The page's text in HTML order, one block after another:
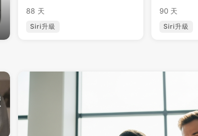
88 天
Siri升級
90 天
Siri升級